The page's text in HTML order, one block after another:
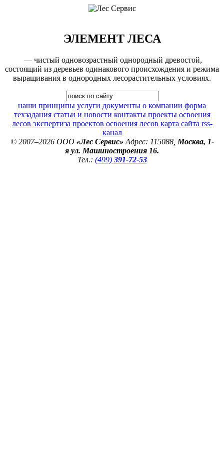
ЭЛЕМЕНТ ЛЕСА
— чистый одновозрастный однородный древостой,
состоящий из деревьев одинакового происхождения и режима
выращивания в однородных лесорастительных условиях.
наши принципы услуги документы о компании форма
техзадания статьи и новости контакты проекты освоения
лесов экспертиза проектов освоения лесов карта сайта rss-
канал
© 2007–2026 ООО «Лес Сервис» Адрес: 115088, Москва, 1-
я ул. Машиностроения 16.
Тел.: (499) 391-72-53